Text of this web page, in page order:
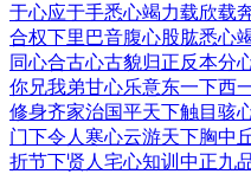
于心应于手悉心竭力载欣载
合权下里巴音腹心股肱悉心
同心合古心古貌归正反本分
你兄我弟甘心乐意东一下西
修身齐家治国平天下触目骇
门下令人寒心云游天下胸中
折节下贤人 宅心知训 中正九